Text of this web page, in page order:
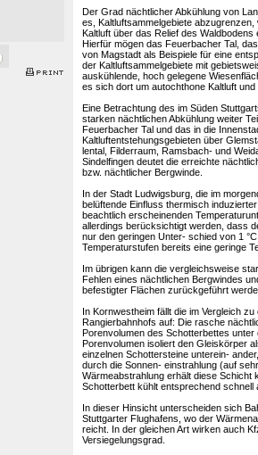
Der Grad nächtlicher Abkühlung von
es, Kaltluftsammelgebiete
Kaltluft über das Relief des
Hierfür mögen das Feuerbacher Tal,
von Magstadt als Beispiele für eine
der Kaltluftsammelgebiete mit
auskühlende, hoch gelegene
es sich dort um autochthone Kaltluft
Eine Betrachtung des im Süden
starken nächtlichen Abkühlung weiter
Feuerbacher Tal und das in die
Kaltluftentstehungsgebieten über
lental, Filderraum, Ramsbach- und
Sindelfingen deutet die erreichte
bzw. nächtlicher Bergwinde.
In der Stadt Ludwigsburg, die im
belüftende Einfluss thermisch
beachtlich erscheinenden
allerdings berücksichtigt werden, dass
nur den geringen Unter- schied von 1
Temperaturstufen bereits eine geringe
Im übrigen kann die vergleichsweise
Fehlen eines nächtlichen Bergwindes
befestigter Flächen zurückgeführt
In Kornwestheim fällt die im Vergleich
Rangierbahnhofs auf: Die rasche
Porenvolumen des Schotterbettes
Porenvolumen isoliert den Gleiskörper
einzelnen Schottersteine unterein-
durch die Sonnen- einstrahlung (auf
Wärmeabstrahlung erhält diese Schicht
Schotterbett kühlt entsprechend schnell
In dieser Hinsicht unterscheiden sich
Stuttgarter Flughafens, wo der
reicht. In der gleichen Art wirken auch
Versiegelungsgrad.